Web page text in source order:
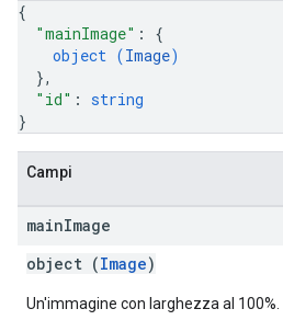
{
"mainImage" : {
object (Image)
},
"id" : string
}
Campi
mainImage
object (Image)
Un'immagine con larghezza al 100%.